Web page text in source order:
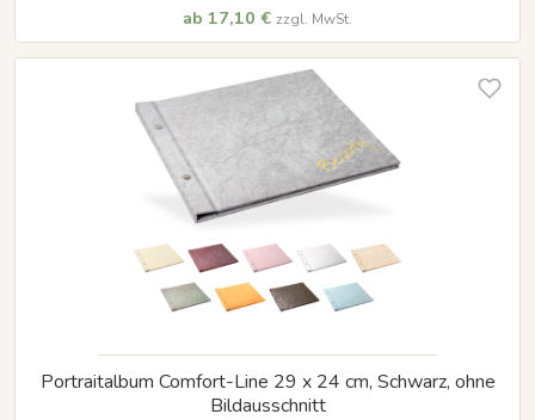
ab 17,10 € zzgl. MwSt.
Portraitalbum Comfort-Line 29 x 24 cm, Schwarz, ohne
Bildausschnitt